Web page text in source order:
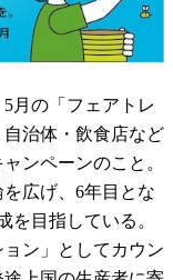
月の「フェアトレ
治体・飲食店など
ンペーンのこと。
広げ、6年目とな
を目指している。
ン」としてカウン